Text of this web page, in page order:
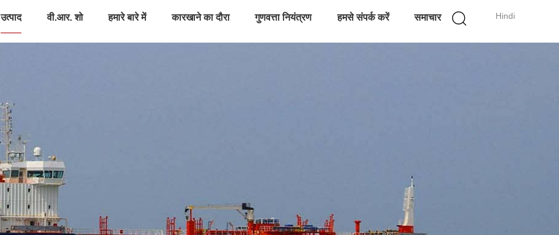
Hindi
उत्पाद वी.आर. शो हमारे बारे में कारखाने का दौरा गुणवत्ता नियंत्रण हमसे संपर्क करें समाचार